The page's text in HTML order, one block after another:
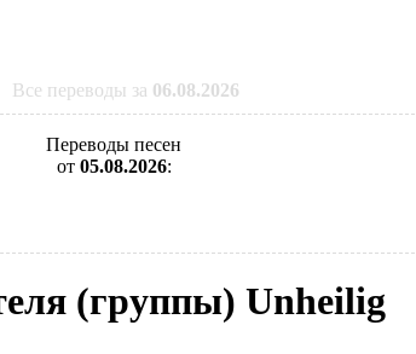
Все переводы за 06.08.2026
Переводы песен
от 05.08.2026:
(группы) Unheilig